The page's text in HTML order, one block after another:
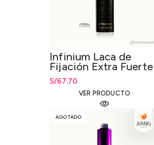
Infinium Laca de
Fijación Extra Fuerte
500ml.
S/67.70
VER PRODUCTO
AGOTADO